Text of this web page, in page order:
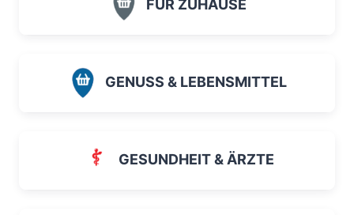
FÜR ZUHAUSE
GENUSS & LEBENSMITTEL
GESUNDHEIT & ÄRZTE